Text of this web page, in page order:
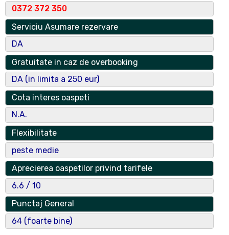
2
Judet
Bucuresti
Tip Operator Economic
Societate pe Actiuni
Operator Economic
POSTAVARIA ROMANA , SUCURSALA HOTEL EST
BUCURE
nr. reg. com
J40/9260/2005
CUI
17615450
Numar certificat clasificare
9003/3712
0372 372 350
Serviciu Asumare rezervare
DA
Gratuitate in caz de overbooking
DA (in limita a 250 eur)
Cota interes oaspeti
N.A.
Flexibilitate
peste medie
Aprecierea oaspetilor privind tarifele
6.6 / 10
Punctaj General
64 (foarte bine)